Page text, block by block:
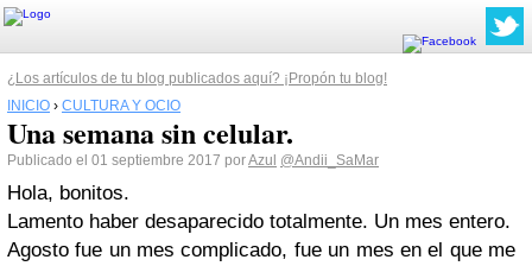
¿Los artículos de tu blog publicados aquí? ¡Propón tu blog!
INICIO › CULTURA Y OCIO
Una semana sin celular.
Publicado el 01 septiembre 2017 porAzul @Andii_SaMar
Hola, bonitos.
Lamento haber desaparecido totalmente. Un mes entero.
Agosto fue un mes complicado, fue un mes en el que me